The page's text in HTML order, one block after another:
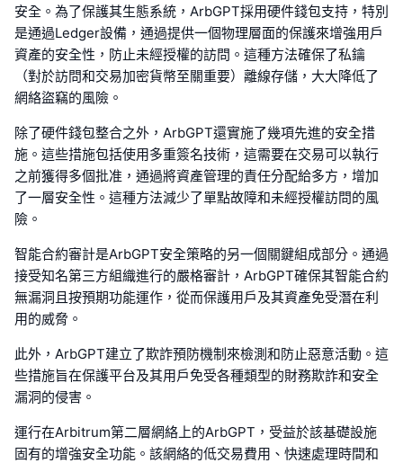
安全。為了保護其生態系統，ArbGPT採用硬件錢包支持，特別
是通過Ledger設備，通過提供一個物理層面的保護來增強用戶
資產的安全性，防止未經授權的訪問。這種方法確保了私鑰
（對於訪問和交易加密貨幣至關重要）離線存儲，大大降低了
網絡盜竊的風險。
除了硬件錢包整合之外，ArbGPT還實施了幾項先進的安全措
施。這些措施包括使用多重簽名技術，這需要在交易可以執行
之前獲得多個批准，通過將資產管理的責任分配給多方，增加
了一層安全性。這種方法減少了單點故障和未經授權訪問的風
險。
智能合約審計是ArbGPT安全策略的另一個關鍵組成部分。通過
接受知名第三方組織進行的嚴格審計，ArbGPT確保其智能合約
無漏洞且按預期功能運作，從而保護用戶及其資產免受潛在利
用的威脅。
此外，ArbGPT建立了欺詐預防機制來檢測和防止惡意活動。這
些措施旨在保護平台及其用戶免受各種類型的財務欺詐和安全
漏洞的侵害。
運行在Arbitrum第二層網絡上的ArbGPT，受益於該基礎設施
固有的增強安全功能。該網絡的低交易費用、快速處理時間和